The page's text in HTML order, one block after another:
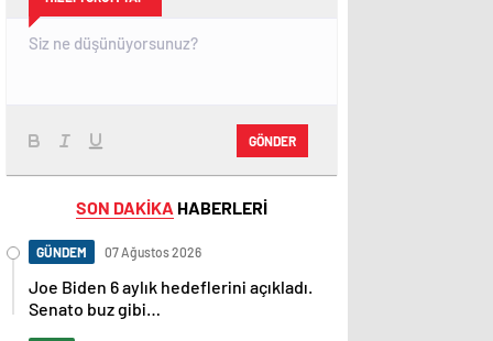
GÖNDER
SON DAKİKA HABERLERİ
GÜNDEM 07 Ağustos 2026
Joe Biden 6 aylık hedeflerini açıkladı.
Senato buz gibi…